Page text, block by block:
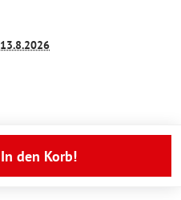
13.8.2026
In den Korb!